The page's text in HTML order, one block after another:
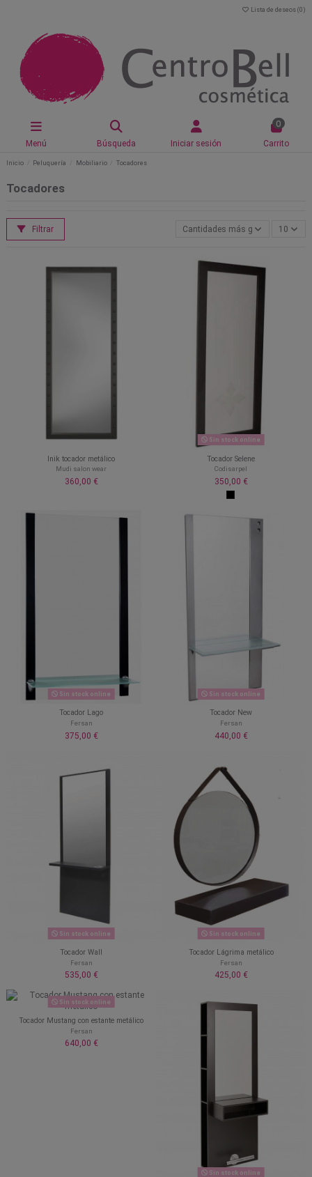
Lista de deseos (0 )
Menú Búsqueda Iniciar sesión
0
Carrito
Inicio Peluquería Mobiliario Tocadores
Tocadores
Filtrar Cantidades más grandes primero
10
Inik tocador metálico
Mudi salon wear
360,00 €
Sin stock online
Tocador Selene
Codisarpel
350,00 €
Sin stock online
Tocador Lago
Fersan
375,00 €
Sin stock online
Tocador New
Fersan
440,00 €
Sin stock online
Tocador Wall
Fersan
535,00 €
Sin stock online
Tocador Lágrima metálico
Fersan
425,00 €
Sin stock online
Tocador Mustang con estante metálico
Fersan
640,00 €
Sin stock online